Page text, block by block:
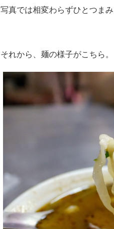
写真では相変わらずひとつま
それから、麺の様子がこちら。